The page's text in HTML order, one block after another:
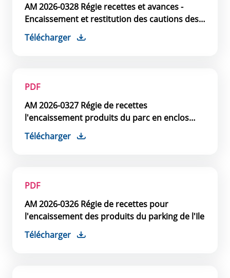
AM 2026-0328 Régie recettes et avances -
Encaissement et restitution des cautions des
parkings
Télécharger
PDF
AM 2026-0327 Régie de recettes
l'encaissement produits du parc en enclos
Place Anciens Combattants
Télécharger
PDF
AM 2026-0326 Régie de recettes pour
l'encaissement des produits du parking de l'Ile
Télécharger